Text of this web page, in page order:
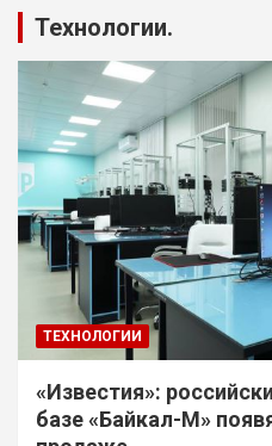
Технологии.
ТЕХНОЛОГИИ
«Известия»:
базе «Байкал-М»